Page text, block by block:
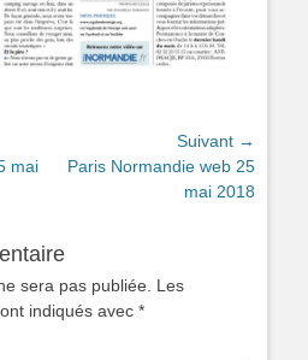
mai
Suivant →
ArticleParis Normandie web 25
mai 2018
sera pas publiée.
Les
indiqués avec *